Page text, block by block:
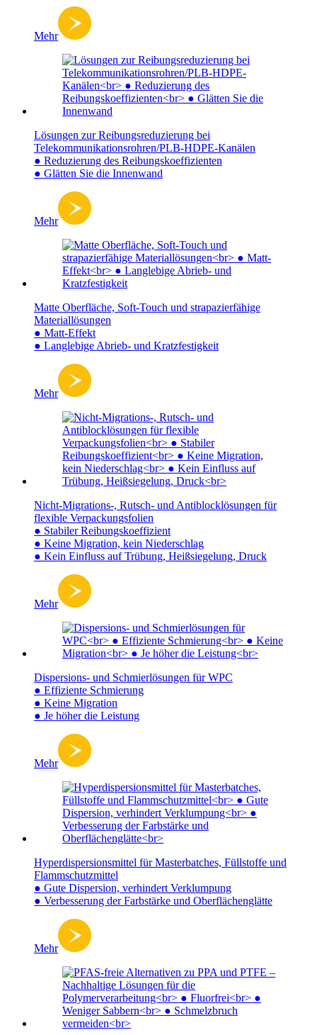
Mehr
Lösungen zur Reibungsreduzierung bei
Telekommunikationsrohren/PLB-HDPE-Kanälen
● Reduzierung des Reibungskoeffizienten
● Glätten Sie die Innenwand
Mehr
Matte Oberfläche, Soft-Touch und strapazierfähige
Materiallösungen
● Matt-Effekt
● Langlebige Abrieb- und Kratzfestigkeit
Mehr
Nicht-Migrations-, Rutsch- und Antiblocklösungen für
flexible Verpackungsfolien
● Stabiler Reibungskoeffizient
● Keine Migration, kein Niederschlag
● Kein Einfluss auf Trübung, Heißsiegelung, Druck
Mehr
Dispersions- und Schmierlösungen für WPC
● Effiziente Schmierung
● Keine Migration
● Je höher die Leistung
Mehr
Hyperdispersionsmittel für Masterbatches, Füllstoffe und
Flammschutzmittel
● Gute Dispersion, verhindert Verklumpung
● Verbesserung der Farbstärke und Oberflächenglätte
Mehr